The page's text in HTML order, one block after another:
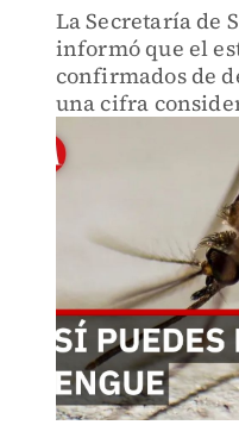
La Secretaría de
informó que el
confirmados de
una cifra
registrada en el
anterior, cuando
de 300 contagios.